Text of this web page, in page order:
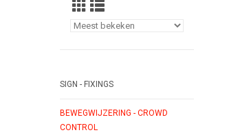
SIGN - FIXINGS
BEWEGWIJZERING - CROWD
CONTROL